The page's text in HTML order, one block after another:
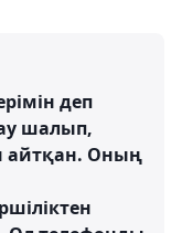
деп
шалып,
айтқан. Оның